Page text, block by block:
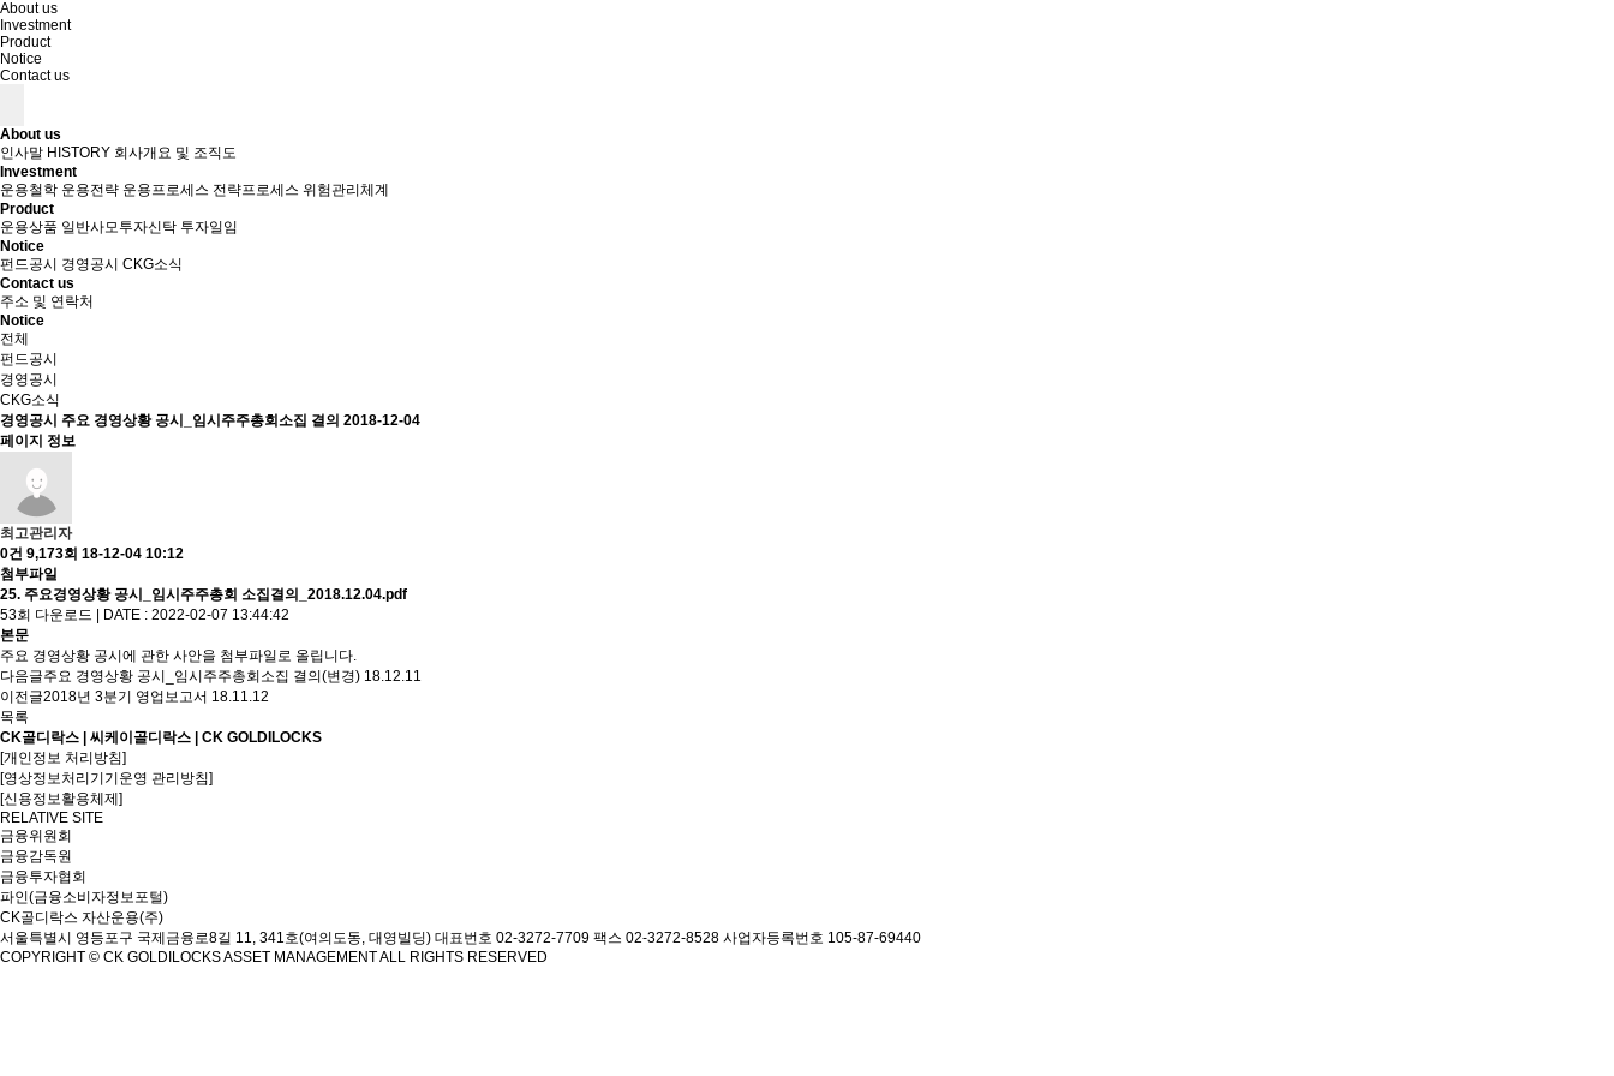
About us
Investment
Product
Notice
Contact us
About us
인사말 HISTORY 회사개요 및 조직도
Investment
운용철학 운용전략 운용프로세스 전략프로세스 위험관리체계
Product
운용상품 일반사모투자신탁 투자일임
Notice
펀드공시
경영공시 CKG소식
Contact us
주소 및 연락처
Notice
전체
펀드공시
경영공시
CKG소식
경영공시 주요 경영상황 공시_임시주주총회소집 결의 2018-12-04
페이지 정보
최고관리자
0건 9,173회 18-12-04 10:12
첨부파일
25. 주요경영상황 공시_임시주주총회 소집결의_2018.12.04.pdf
53회 다운로드 | DATE : 2022-02-07 13:44:42
본문
주요 경영상황 공시에 관한 사안을 첨부파일로 올립니다.
다음글주요 경영상황 공시_임시주주총회소집 결의(변경) 18.12.11
이전글2018년 3분기 영업보고서 18.11.12
목록
CK골디락스 | 씨케이골디락스 | CK GOLDILOCKS
[개인정보 처리방침]
[영상정보처리기기운영 관리방침]
[신용정보활용체제]
RELATIVE SITE
금융위원회
금융감독원
금융투자협회
파인(금융소비자정보포털)
CK골디락스 자산운용(주)
서울특별시 영등포구 국제금융로8길 11, 341호(여의도동, 대영빌딩) 대표번호 02-3272-7709 팩스 02-3272-8528 사업자등록번호 105-87-69440
COPYRIGHT © CK GOLDILOCKS ASSET MANAGEMENT ALL RIGHTS RESERVED